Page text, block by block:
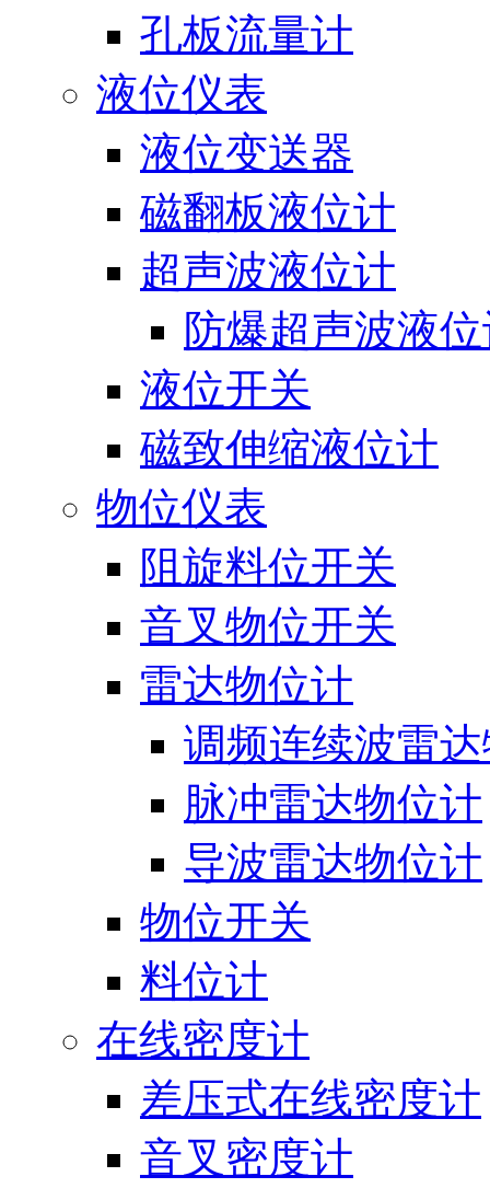
孔板流量计
液位仪表
液位变送器
磁翻板液位计
超声波液位计
防爆超声波液
液位开关
磁致伸缩液位计
物位仪表
阻旋料位开关
音叉物位开关
雷达物位计
调频连续波雷
脉冲雷达物位计
导波雷达物位计
物位开关
料位计
在线密度计
差压式在线密度计
音叉密度计